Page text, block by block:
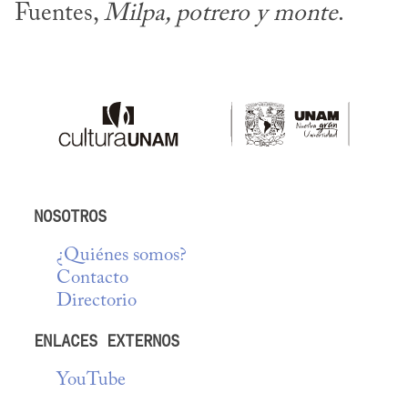
Fuentes, Milpa, potrero y monte.
NOSOTROS
¿Quiénes somos?
Contacto
Directorio
ENLACES EXTERNOS
YouTube